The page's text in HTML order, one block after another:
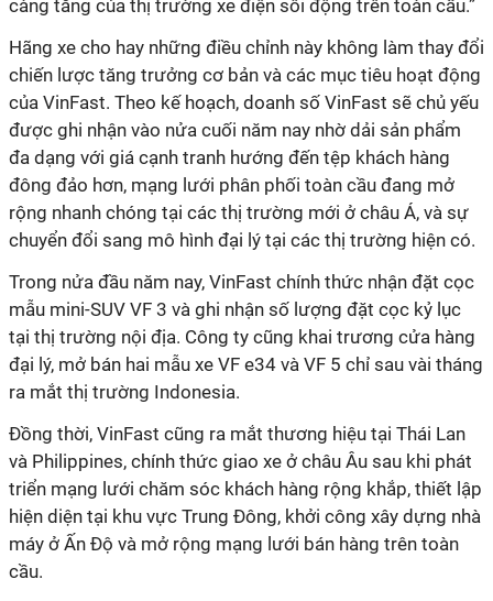
càng tăng của thị trường xe điện sôi động trên toàn cầu.”
Hãng xe cho hay những điều chỉnh này không làm thay đổi
chiến lược tăng trưởng cơ bản và các mục tiêu hoạt động
của VinFast. Theo kế hoạch, doanh số VinFast sẽ chủ yếu
được ghi nhận vào nửa cuối năm nay nhờ dải sản phẩm
đa dạng với giá cạnh tranh hướng đến tệp khách hàng
đông đảo hơn, mạng lưới phân phối toàn cầu đang mở
rộng nhanh chóng tại các thị trường mới ở châu Á, và sự
chuyển đổi sang mô hình đại lý tại các thị trường hiện có.
Trong nửa đầu năm nay, VinFast chính thức nhận đặt cọc
mẫu mini-SUV VF 3 và ghi nhận số lượng đặt cọc kỷ lục
tại thị trường nội địa. Công ty cũng khai trương cửa hàng
đại lý, mở bán hai mẫu xe VF e34 và VF 5 chỉ sau vài tháng
ra mắt thị trường Indonesia.
Đồng thời, VinFast cũng ra mắt thương hiệu tại Thái Lan
và Philippines, chính thức giao xe ở châu Âu sau khi phát
triển mạng lưới chăm sóc khách hàng rộng khắp, thiết lập
hiện diện tại khu vực Trung Đông, khởi công xây dựng nhà
máy ở Ấn Độ và mở rộng mạng lưới bán hàng trên toàn
cầu.